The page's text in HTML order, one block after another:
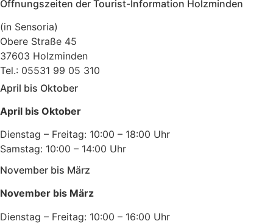
Öffnungszeiten der Tourist-Information Holzminden
(in Sensoria)
Obere Straße 45
37603 Holzminden
Tel.: 05531 99 05 310
April bis Oktober
April bis Oktober
Dienstag – Freitag: 10:00 – 18:00 Uhr
Samstag: 10:00 – 14:00 Uhr
November bis März
November bis März
Dienstag – Freitag: 10:00 – 16:00 Uhr